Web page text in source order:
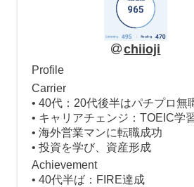
chiioji
Profile
Carrier
• 40代：20代後半はパチプロ無
• キャリアチェンジ：TOEIC学
• 海外営業マンに転職成功
• 投資を学び、資産形成
Achievement
• 40代半ば：FIRE達成